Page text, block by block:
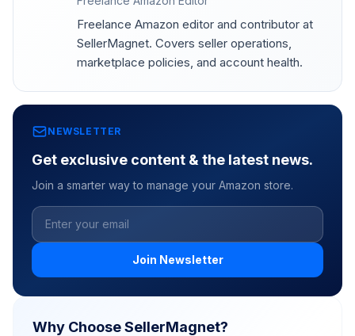
Freelance Amazon editor and contributor at
SellerMagnet. Covers seller operations,
marketplace policies, and account health.
NEWSLETTER
Get exclusive content & the latest news.
Join a smarter way to manage your Amazon store.
Join Newsletter
Why Choose SellerMagnet?